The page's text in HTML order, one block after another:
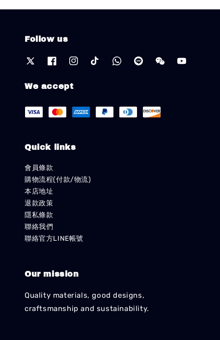
Follow us
We accept
Quick links
會員條款
購物流程(付款/物流)
本店地址
退款政策
隱私條款
聯絡我們
聯絡官方LINE帳號
Our mission
Quality materials, good designs,
craftsmanship and sustainability.